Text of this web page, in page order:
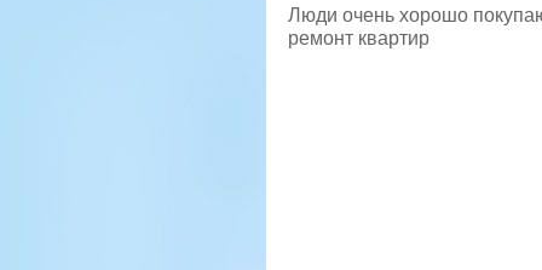
Люди очень хорошо
ремонт квартир